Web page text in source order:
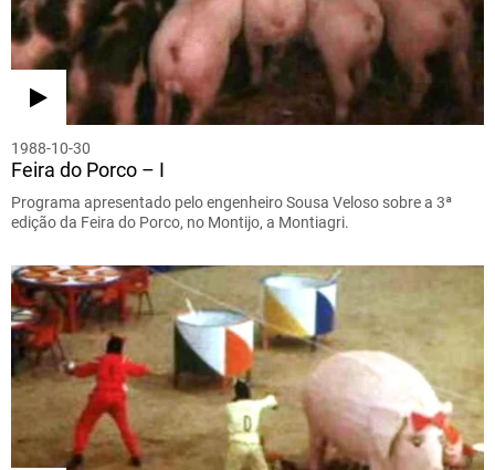
1988-10-30
Feira do Porco – I
Programa apresentado pelo engenheiro Sousa Veloso sobre a 3ª
edição da Feira do Porco, no Montijo, a Montiagri.